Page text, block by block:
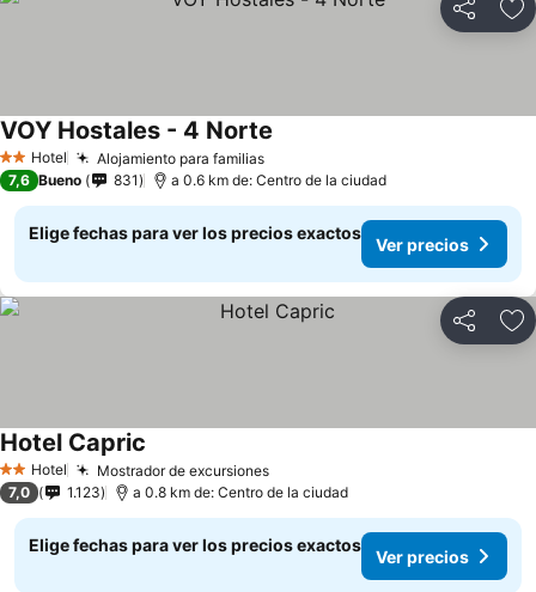
Compartir
2 Estrellas
Hotel Alojamiento para familiasVer precios
VOY Hostales - 4 Norte
7,6 Bueno 831 a 0.6 km de: Centro de la ciudad
Elige fechas para ver los precios exactos
Ver precios
Compartir
2 Estrellas
Hotel Mostrador de excursionesVer precios
Hotel Capric
7,0 1.123 a 0.8 km de: Centro de la ciudad
Elige fechas para ver los precios exactos
Ver precios